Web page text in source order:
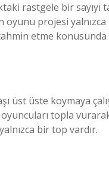
rastgele bir sayıyı
projesi
etme
üst üste koymaya
topla
bir top vardır.